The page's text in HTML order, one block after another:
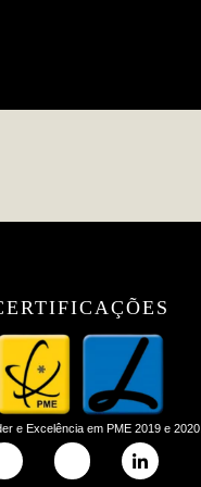
e Excelência em PME 2019 e 2020.